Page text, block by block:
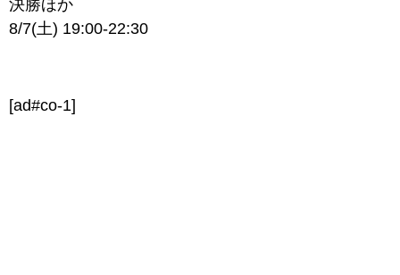
決勝ほか
8/7(土) 19:00-22:30
[ad#co-1]